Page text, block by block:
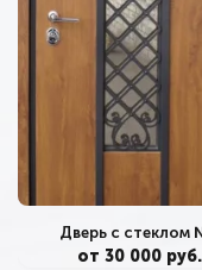
Дверь с стеклом
от 30 000 руб.